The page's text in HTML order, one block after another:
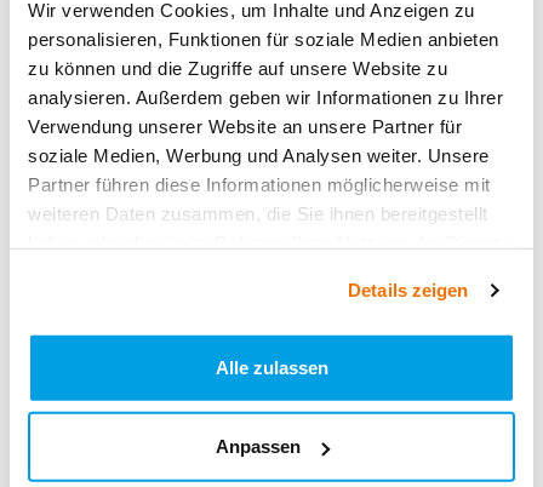
Wir verwenden Cookies, um Inhalte und Anzeigen zu
personalisieren, Funktionen für soziale Medien anbieten
zu können und die Zugriffe auf unsere Website zu
analysieren. Außerdem geben wir Informationen zu Ihrer
Verwendung unserer Website an unsere Partner für
soziale Medien, Werbung und Analysen weiter. Unsere
Partner führen diese Informationen möglicherweise mit
weiteren Daten zusammen, die Sie ihnen bereitgestellt
Details zeigen
Alle zulassen
Anpassen